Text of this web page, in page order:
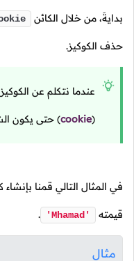
بدايةَ، من خلال الكائن
حذف الكوكيز.
عندما نتكلم عن
(
cookie
) حتى يكون
في المثال التالي قمنا
قيمته 'Mhamad'
.
مثال